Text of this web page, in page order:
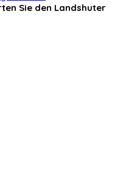
Sie den Landshuter